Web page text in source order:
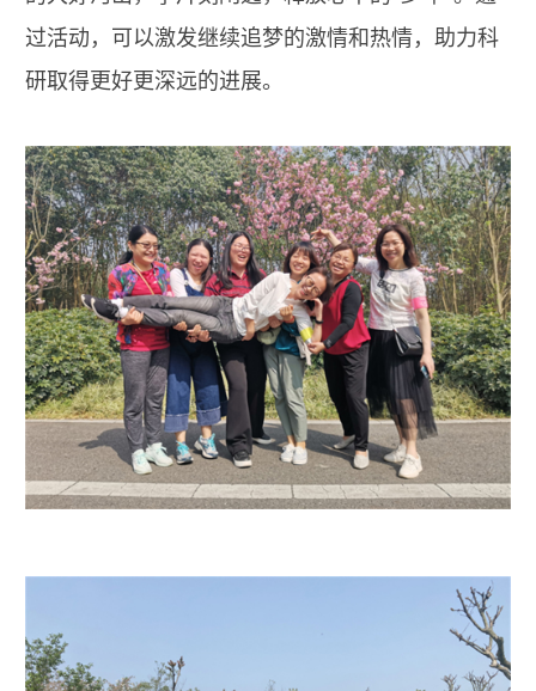
过活动，可以激发继续追梦的激情和热情，助力科
研取得更好更深远的进展。